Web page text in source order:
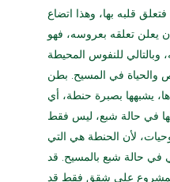
قلبه بها، وهذا اتضاع
يعلن تعلقه بعروسه، فهو
وبالتالي للنفوس المحيطة
والحياة في المسيح. بطن
يشبهها بصبرة حنطة، أي
في حالة شبع، ليس فقط
لأن الحنطة هي التي
حالة شبع بالمسيح. قد
على شقق فقط قد